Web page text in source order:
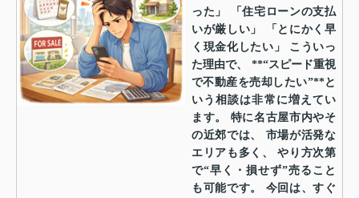
った」 「住宅ローンの支払
いが厳しい」 「とにかく早
く現金化したい」 こういっ
た理由で、 **“スピード重視
で不動産を売却したい”**と
いう相談は非常に増えてい
ます。 特に名古屋市内やそ
の近郊では、 市場が活発な
エリアも多く、 やり方次第
で“早く・損せず”売ること
も可能です。 今回は、すぐ